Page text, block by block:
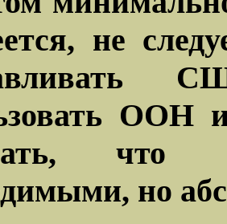
не
ООН
что
но